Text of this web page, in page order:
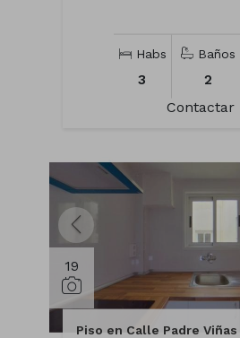
Habs
3
Baños
2
Contactar
19
Piso en Calle Padre Viñas